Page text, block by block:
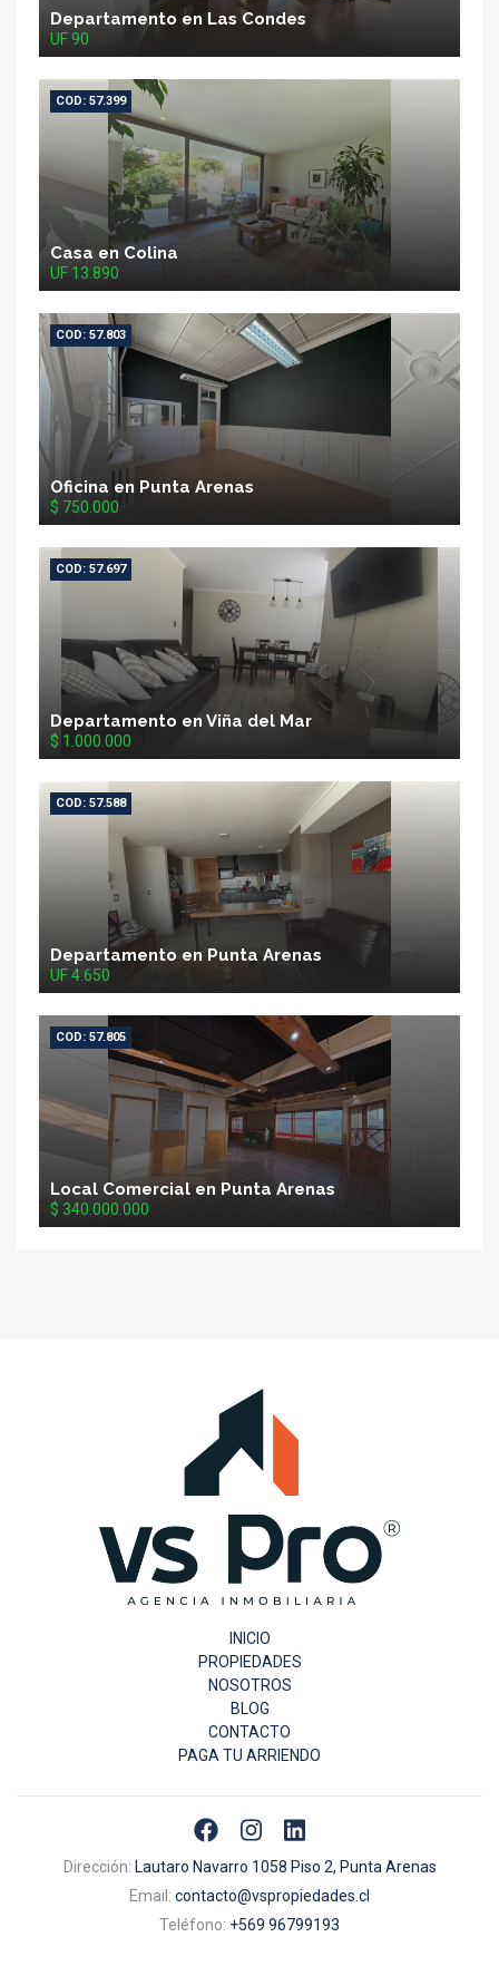
Departamento en Las Condes
UF 90
COD: 57.399
Casa en Colina
UF 13.890
COD: 57.803
Oficina en Punta Arenas
$ 750.000
COD: 57.697
Departamento en Viña del Mar
$ 1.000.000
COD: 57.588
Departamento en Punta Arenas
UF 4.650
COD: 57.805
Local Comercial en Punta Arenas
$ 340.000.000
Propiedades
INICIO
PROPIEDADES
NOSOTROS
BLOG
CONTACTO
PAGA TU ARRIENDO
Dirección: Lautaro Navarro 1058 Piso 2, Punta Arenas
Email: contacto@vspropiedades.cl
Teléfono: +569 96799193